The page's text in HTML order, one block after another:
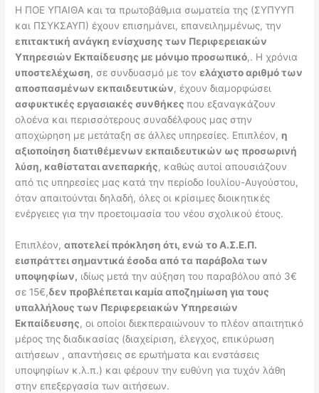
Η ΠΟΕ ΥΠΑΙΘΑ και τα πρωτοβάθμια σωματεία της (ΣΥΠΥΥΠ
και ΠΣΥΚΣΑΥΠ) έχουν επισημάνει, επανειλημμένως, την
επιτακτική ανάγκη ενίσχυσης των Περιφερειακών
Υπηρεσιών Εκπαίδευσης με μόνιμο προσωπικό,. Η χρόνια
υποστελέχωση, σε συνδυασμό με τονελάχιστο αριθμό των
αποσπασμένων εκπαιδευτικών, έχουν διαμορφώσει
ασφυκτικές εργασιακές συνθήκεςπου εξαναγκάζουν
ολοένα και περισσότερους συναδέλφους μας στην
αποχώρηση με μετάταξη σε άλλες υπηρεσίες. Επιπλέον, η
αξιοποίηση διατιθέμενων εκπαιδευτικών ως προσωρινή
λύση, καθίσταται ανεπαρκής, καθώς αυτοί απουσιάζουν
από τις υπηρεσίες μας κατά την περίοδο Ιουλίου-Αυγούστου,
όταν απαιτούνται δηλαδή, όλες οι κρίσιμες διοικητικές
ενέργειες για την προετοιμασία του νέου σχολικού έτους.
Επιπλέον,αποτελεί πρόκληση ότι, ενώ το Α.Σ.Ε.Π.
εισπράττει σημαντικά έσοδα από τα παράβολα των
υποψηφίων, ιδίως μετά την αύξηση του παραβόλου από 3€
σε 15€,δεν προβλέπεται καμία αποζημίωση για τους
υπαλλήλους των Περιφερειακών Υπηρεσιών
Εκπαίδευσης, οι οποίοι διεκπεραιώνουν το πλέον απαιτητικό
μέρος της διαδικασίας (διαχείριση, έλεγχος, επικύρωση
αιτήσεων , απαντήσεις σε ερωτήματα και ενστάσεις
υποψηφίων κ.λ.π.) και φέρουν την ευθύνη για τυχόν λάθη
στην επεξεργασία των αιτήσεων.